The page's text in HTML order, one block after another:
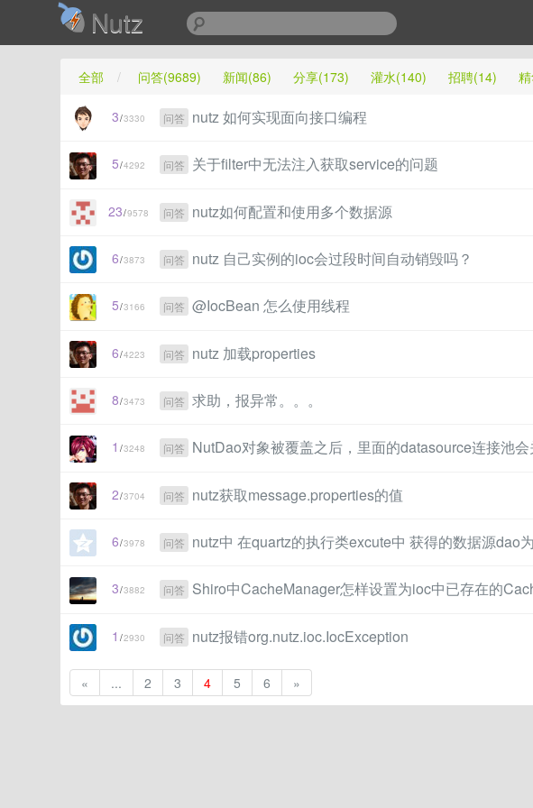
Nutz
全部 / 问答(9689) 新闻(86) 分享(173) 灌水(140) 招聘(14)
3/3330 问答 nutz 如何实现面向接口编程
5/4292 问答 关于filter中无法注入获取service的问题
23/9578 问答 nutz如何配置和使用多个数据源
6/3873 问答 nutz 自己实例的ioc会过段时间自动销毁吗？
5/3166 问答 @IocBean 怎么使用线程
6/4223 问答 nutz 加载properties
8/3473 问答 求助，报异常。。。
1/3248 问答 NutDao对象被覆盖之后，里面的datasource连接池会
2/3704 问答 nutz获取message.properties的值
6/3978 问答 nutz中 在quartz的执行类excute中 获得的数据源dao
3/3882 问答 Shiro中CacheManager怎样设置为ioc中已存在的
1/2930 问答 nutz报错org.nutz.ioc.IocException
« ... 2 3 4 5 6 »